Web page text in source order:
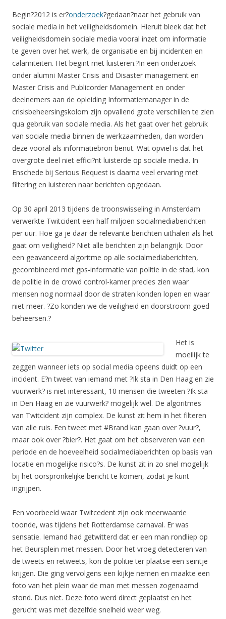
Begin?2012 is er?onderzoek?gedaan?naar het gebruik van
sociale media in het veiligheidsdomein. Hieruit bleek dat het
veiligheidsdomein sociale media vooral inzet om informatie
te geven over het werk, de organisatie en bij incidenten en
calamiteiten. Het begint met luisteren.?In een onderzoek
onder alumni Master Crisis and Disaster management en
Master Crisis and Publicorder Management en onder
deelnemers aan de opleiding Informatiemanager in de
crisisbeheersingskolom zijn opvallend grote verschillen te zien
qua gebruik van sociale media. Als het gaat over het gebruik
van sociale media binnen de werkzaamheden, dan worden
deze vooral als informatiebron benut. Wat opviel is dat het
overgrote deel niet effici?nt luisterde op sociale media. In
Enschede bij Serious Request is daarna veel ervaring met
filtering en luisteren naar berichten opgedaan.
Op 30 april 2013 tijdens de troonswisseling in Amsterdam
verwerkte Twitcident een half miljoen socialmediaberichten
per uur. Hoe ga je daar de relevante berichten uithalen als het
gaat om veiligheid? Niet alle berichten zijn belangrijk. Door
een geavanceerd algoritme op alle socialmediaberichten,
gecombineerd met gps-informatie van politie in de stad, kon
de politie in de crowd control-kamer precies zien waar
mensen nog normaal door de straten konden lopen en waar
niet meer. ?Zo konden we de veiligheid en doorstroom goed
beheersen.?
Het is
moeilijk te
zeggen wanneer iets op social media opeens duidt op een
incident. E?n tweet van iemand met ?Ik sta in Den Haag en zie
vuurwerk? is niet interessant, 10 mensen die tweeten ?Ik sta
in Den Haag en zie vuurwerk? mogelijk wel. De algoritmes
van Twitcident zijn complex. De kunst zit hem in het filteren
van alle ruis. Een tweet met #Brand kan gaan over ?vuur?,
maar ook over ?bier?. Het gaat om het observeren van een
periode en de hoeveelheid socialmediaberichten op basis van
locatie en mogelijke risico?s. De kunst zit in zo snel mogelijk
bij het oorspronkelijke bericht te komen, zodat je kunt
ingrijpen.
Een voorbeeld waar Twitcedent zijn ook meerwaarde
toonde, was tijdens het Rotterdamse carnaval. Er was
sensatie. Iemand had getwitterd dat er een man rondliep op
het Beursplein met messen. Door het vroeg detecteren van
de tweets en retweets, kon de politie ter plaatse een seintje
krijgen. Die ging vervolgens een kijkje nemen en maakte een
foto van het plein waar de man met messen zogenaamd
stond. Dus niet. Deze foto werd direct geplaatst en het
gerucht was met dezelfde snelheid weer weg.